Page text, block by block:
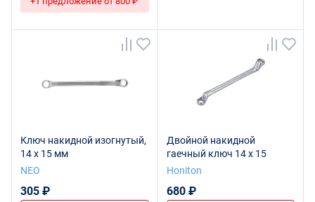
Ключ накидной изогнутый,
14 x 15 мм
NEO
305 ₽
Двойной накидной
гаечный ключ 14 х 15
Honiton
680 ₽